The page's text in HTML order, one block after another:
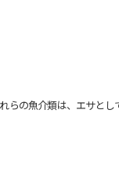
の魚介類は、エサとし